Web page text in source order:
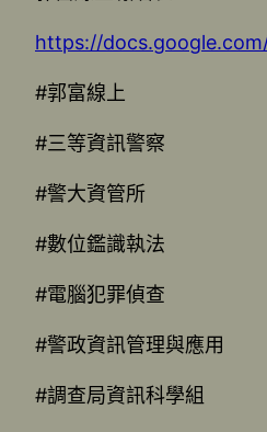
https://
#郭富線上
#三等資訊警察
#警大資管所
#數位鑑識執法
#電腦犯罪偵查
#警政資訊管理與應用
#調查局資訊科學組